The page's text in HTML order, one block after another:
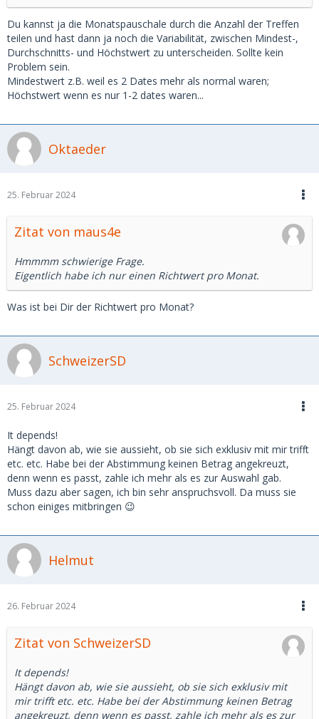
Du kannst ja die Monatspauschale durch die Anzahl der Treffen
teilen und hast dann ja noch die Variabilität, zwischen Mindest-,
Durchschnitts- und Höchstwert zu unterscheiden. Sollte kein
Problem sein.
Mindestwert z.B. weil es 2 Dates mehr als normal waren;
Höchstwert wenn es nur 1-2 dates waren...
Oktaeder
25. Februar 2024
Zitat von maus4e
Hmmmm schwierige Frage.
Eigentlich habe ich nur einen Richtwert pro Monat.
Was ist bei Dir der Richtwert pro Monat?
SchweizerSD
25. Februar 2024
It depends!
Hängt davon ab, wie sie aussieht, ob sie sich exklusiv mit mir trifft
etc. etc. Habe bei der Abstimmung keinen Betrag angekreuzt,
denn wenn es passt, zahle ich mehr als es zur Auswahl gab.
Muss dazu aber sagen, ich bin sehr anspruchsvoll. Da muss sie
schon einiges mitbringen 😉
Helmut
26. Februar 2024
Zitat von SchweizerSD
It depends!
Hängt davon ab, wie sie aussieht, ob sie sich exklusiv mit
mir trifft etc. etc. Habe bei der Abstimmung keinen Betrag
angekreuzt, denn wenn es passt, zahle ich mehr als es zur